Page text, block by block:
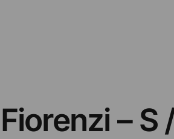
– S